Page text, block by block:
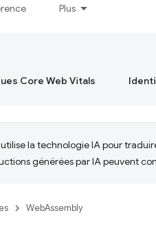
Plus
Core Web Vitals
la technologie IA pour
générées par IA peuvent
WebAssembly